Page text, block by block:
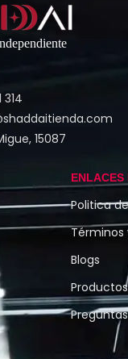
314
15087
ENLACES
Politica
Términos
Blogs
Productos